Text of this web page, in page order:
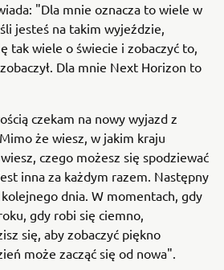
"Dla mnie oznacza to wiele w
jesteś na takim wyjeździe,
tak wiele o świecie i zobaczyć to,
Dla mnie Next Horizon to
czekam na nowy wyjazd z
że wiesz, w jakim kraju
czego możesz się spodziewać
inna za każdym razem. Następny
dnia. W momentach, gdy
gdy robi się ciemno,
się, aby zobaczyć piękno
może zacząć się od nowa".